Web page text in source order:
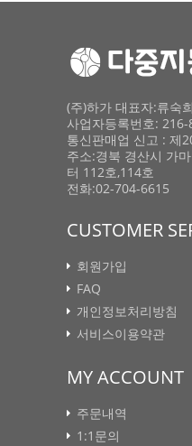
(주)하가 대표자:류숙희
사업자등록번호:
통신판매업 신고 : 제
주소:경북 경산시 가
터 112호,114호
전화:02-704-6615
CUSTOMER
회원가입
FAQ
개인정보처리방침
서비스이용약관
MY ACCOUNT
주문내역
1:1문의